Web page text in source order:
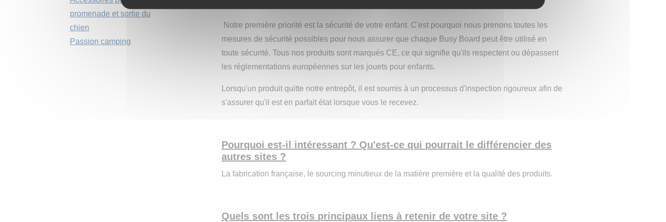
Notre première priorité est la sécurité de votre enfant. C'est pourquoi nous prenons toutes les
mesures de sécurité possibles pour nous assurer que chaque Busy Board peut être utilisé en
toute sécurité. Tous nos produits sont marqués CE, ce qui signifie qu'ils respectent ou dépassent
les réglementations européennes sur les jouets pour enfants.
Lorsqu'un produit quitte notre entrepôt, il est soumis à un processus d'inspection rigoureux afin de
s'assurer qu'il est en parfait état lorsque vous le recevez.
Pourquoi est-il intéressant ? Qu'est-ce qui pourrait le différencier des
autres sites ?
La fabrication française, le sourcing minutieux de la matière première et la qualité des produits.
Quels sont les trois principaux liens à retenir de votre site ?
promenade et sortie du
chien
Passion camping